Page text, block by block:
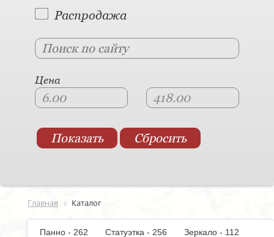
Распродажа
Цена
Главная Каталог
Панно - 262 Статуэтка - 256
Зеркало - 112